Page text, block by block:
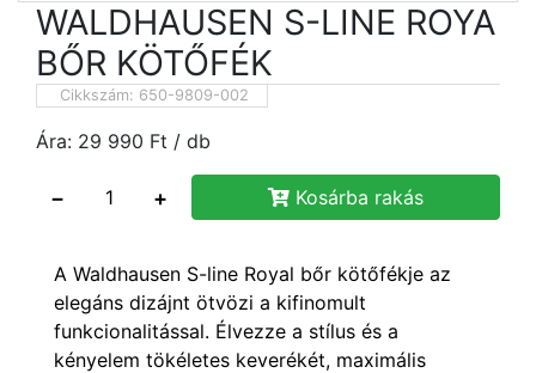
WALDHAUSEN S-LINE ROYA
BŐR KÖTŐFÉK
Cikkszám: 650-9809-002
Ára: 29 990 Ft / db
− + Kosárba rakás
A Waldhausen S-line Royal bőr kötőfékje az
elegáns dizájnt ötvözi a kifinomult
funkcionalitással. Élvezze a stílus és a
kényelem tökéletes keverékét, maximális